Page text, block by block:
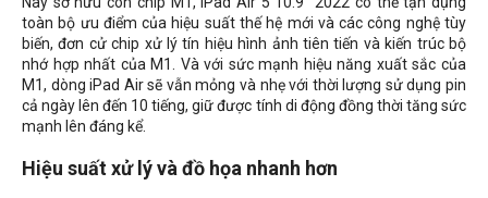
toàn bộ ưu điểm của hiệu suất thế hệ mới và các công nghệ tùy
biến, đơn cử chip xử lý tín hiệu hình ảnh tiên tiến và kiến trúc bộ
nhớ hợp nhất của M1. Và với sức mạnh hiệu năng xuất sắc của
M1, dòng iPad Air sẽ vẫn mỏng và nhẹ với thời lượng sử dụng pin
cả ngày lên đến 10 tiếng, giữ được tính di động đồng thời tăng sức
mạnh lên đáng kể.
Hiệu suất xử lý và đồ họa nhanh hơn